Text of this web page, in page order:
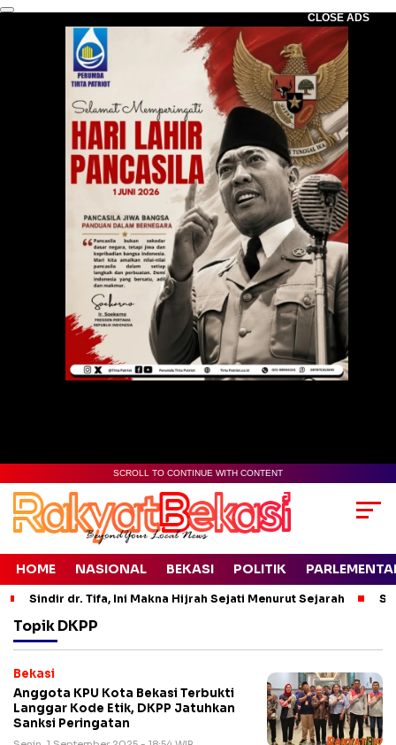
CLOSE ADS
SCROLL TO CONTINUE WITH CONTENT
HOME NASIONAL BEKASI POLITIK
Sindir dr. Tifa, Ini Makna Hijrah Sejati Menurut Sejarah
Topik DKPP
Bekasi
Anggota KPU Kota Bekasi Terbukti
Langgar Kode Etik, DKPP Jatuhkan
Sanksi Peringatan